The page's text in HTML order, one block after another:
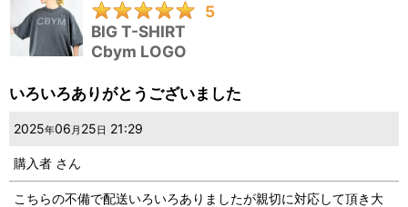
5
BIG T-SHIRT
Cbym LOGO
いろいろありがとうございました
2025年06 月 25日 21:29
購入者 さん
こちらの不備で配送いろいろありましたが親切に対応して頂き大